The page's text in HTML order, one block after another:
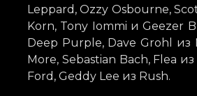
Leppard, Ozzy Osbourne,
Korn, Tony Iommi и Geezer
Deep Purple, Dave Grohl из
More, Sebastian Bach, Flea
Ford, Geddy Lee из Rush.